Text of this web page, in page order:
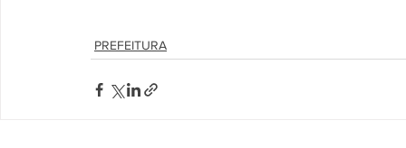
PREFEITURA